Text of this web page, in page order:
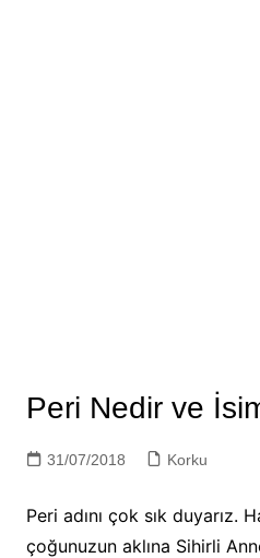
Peri Nedir ve
31/07/2018 Korku
Peri adını çok sık duyarız.
çoğunuzun aklına Sihirli